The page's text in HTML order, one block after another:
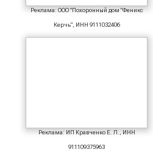
Реклама: ООО "Похоронный дом "Феникс
Керчь", ИНН 9111032406
Реклама: ИП Кравченко Е. Л., ИНН
911109375963